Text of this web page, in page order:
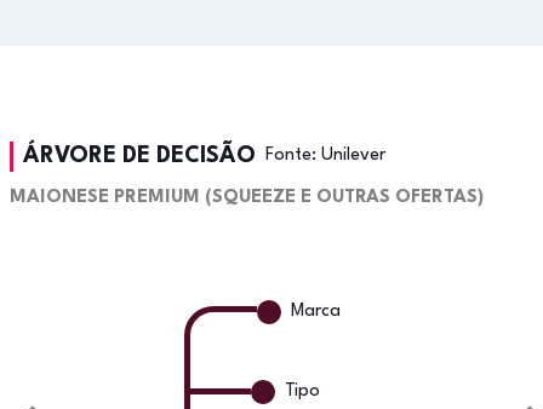
ÁRVORE DE DECISÃO Fonte: Unilever
MAIONESE PREMIUM (SQUEEZE E OUTRAS OFERTAS)
Marca
Tipo